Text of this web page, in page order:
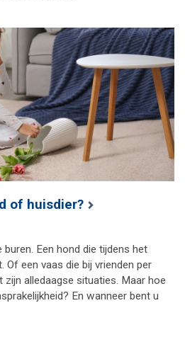
of huisdier?
buren. Een hond die tijdens het
Of een vaas die bij vrienden per
zijn alledaagse situaties. Maar hoe
En wanneer bent u